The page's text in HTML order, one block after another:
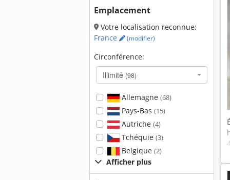
Emplacement
Votre localisation reconnue:
France
(modifier)
Circonférence:
Illimité (98)
Allemagne (68)
Pays-Bas (15)
Autriche (4)
Tchéquie (3)
Belgique (2)
Afficher plus